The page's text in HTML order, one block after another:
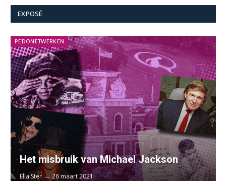
EXPOSÉ
PEDONETWERKEN
Het misbruik van Michael Jackson
Ella Ster 26 maart 2021